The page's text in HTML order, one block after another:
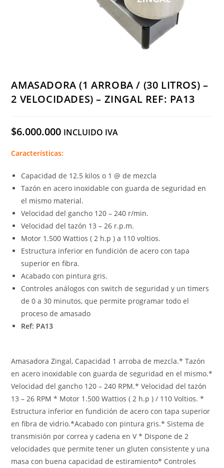
AMASADORA (1 ARROBA / (30 LITROS) –
2 VELOCIDADES) – ZINGAL REF: PA13
$6.000.000 INCLUIDO IVA
Características:
Capacidad de 12.5 kilos o 1 @ de mezcla
Tazón en acero inoxidable con guarda de seguridad en
el mismo material.
Velocidad del gancho 120 – 240 r/min.
Velocidad del tazón 13 – 26 r.p.m.
Motor 1.500 Wattios ( 2 h.p ) a 110 voltios.
Estructura inferior en fundición de acero con tapa
superior en fibra.
Acabado con pintura gris.
Controles análogos con switch de seguridad y un timers
de 0 a 30 minutos, que permite programar todo el
proceso de amasado
Ref: PA13
Amasadora Zingal, Capacidad 1 arroba de mezcla.* Tazón
en acero inoxidable con guarda de seguridad en el mismo.*
Velocidad del gancho 120 – 240 RPM.* Velocidad del tazón
13 – 26 RPM * Motor 1.500 Wattios ( 2 h.p ) / 110 Voltios. *
Estructura inferior en fundición de acero con tapa superior
en fibra de vidrio.*Acabado con pintura gris.* Sistema de
transmisión por correa y cadena en V * Dispone de 2
velocidades que permite tener un gluten consistente y una
masa con buena capacidad de estiramiento* Controles